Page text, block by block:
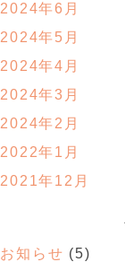
2024年6月
2024年5月
2024年4月
2024年3月
2024年2月
2022年1月
2021年12月
お知らせ (5)